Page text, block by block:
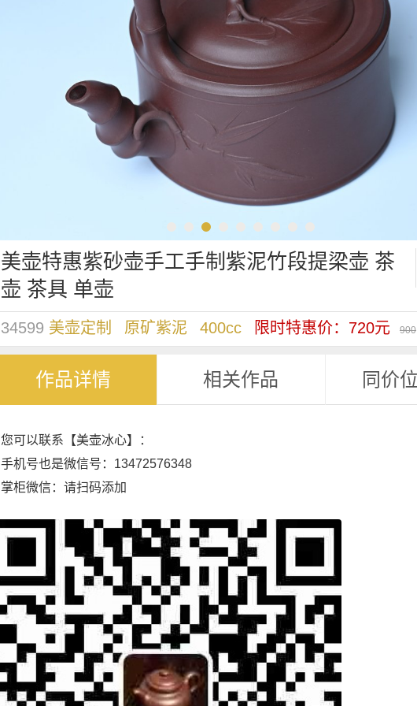
美壶特惠紫砂壶手工手制紫泥竹段提梁壶 茶
壶 茶具 单壶
34599 美壶定制 原矿紫泥 400cc 限时特惠价：720元 900
作品详情 相关作品 同价
您可以联系【美壶冰心】：
手机号也是微信号：13472576348
掌柜微信：请扫码添加